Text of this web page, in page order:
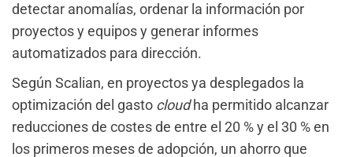
detectar anomalías, ordenar la información por
proyectos y equipos y generar informes
automatizados para dirección.
Según Scalian, en proyectos ya desplegados la
optimización del gasto cloudha permitido alcanzar
reducciones de costes de entre el 20 % y el 30 % en
los primeros meses de adopción, un ahorro que